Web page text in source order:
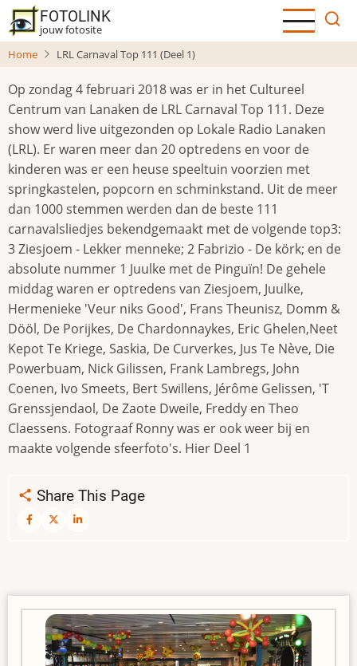
Overslaan
en
naar
inhoud
gaan
FOTOLINK
jouw fotosite
Home
LRL Carnaval Top 111 (Deel 1)
Op zondag 4 februari 2018 was er in het Cultureel
Centrum van Lanaken de LRL Carnaval Top 111. Deze
show werd live uitgezonden op Lokale Radio Lanaken
(LRL). Er waren meer dan 20 optredens en voor de
kinderen was er een heuse speeltuin voorzien met
springkastelen, popcorn en schminkstand. Uit de meer
dan 1000 stemmen werden dan de beste 111
carnavalsliedjes bekendgemaakt met de volgende top3:
3 Ziesjoem - Lekker menneke; 2 Fabrizio - De körk; en de
absolute nummer 1 Juulke met de Pinguïn! De gehele
middag waren er optredens van Ziesjoem, Juulke,
Hermenieke 'Veur niks Good', Frans Theunisz, Domm &
Dööl, De Porijkes, De Chardonnaykes, Eric Ghelen,Neet
Kepot Te Kriege, Saskia, De Curverkes, Jus Te Nève, Die
Powerbuam, Nick Gilissen, Frank Lambregs, John
Coenen, Ivo Smeets, Bert Swillens, Jérôme Gelissen, 'T
Grenssjendaol, De Zaote Dweile, Freddy en Theo
Claessens. Fotograaf Ronny was er ook weer bij en
maakte volgende sfeerfoto's. Hier Deel 1
Share This Page